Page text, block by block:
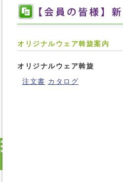
オリジナルウェア斡旋案内
オリジナルウェア斡旋
注文書 カタログ